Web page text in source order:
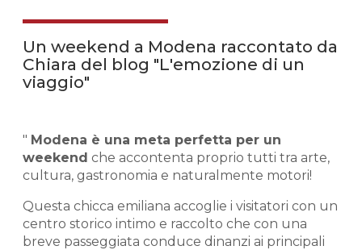
Un weekend a Modena raccontato da
Chiara del blog "L'emozione di un
viaggio"
" Modena è una meta perfetta per un
weekend che accontenta proprio tutti tra arte,
cultura, gastronomia e naturalmente motori!
Questa chicca emiliana accoglie i visitatori con un
centro storico intimo e raccolto che con una
breve passeggiata conduce dinanzi ai principali